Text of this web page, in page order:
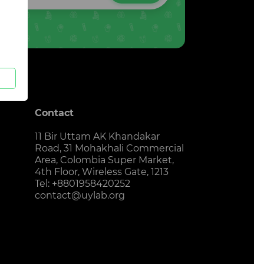
Contact
11 Bir Uttam AK Khandakar
Road, 31 Mohakhali Commercial
Area, Colombia Super Market,
4th Floor, Wireless Gate, 1213
Tel: +8801958420252
contact@uylab.org